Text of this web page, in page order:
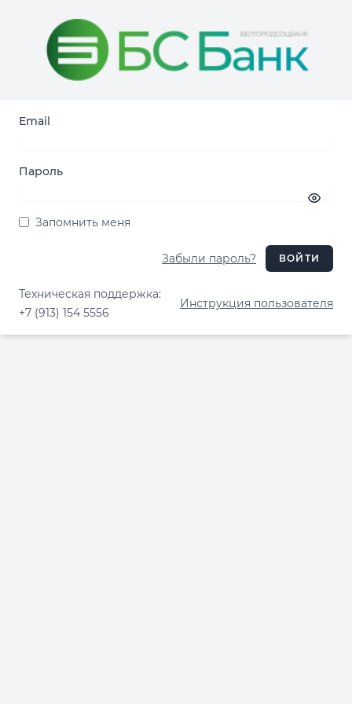
Email
Пароль
Запомнить меня
Забыли пароль? ВОЙТИ
Техническая поддержка:
+7 (913) 154 5556
Инструкция пользователя